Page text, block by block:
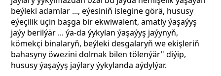
beýleki adamlar ..., eýesiniň islegine görä, hususy
eýeçilik üçin başga bir ekwiwalent, amatly ýaşaýyş
jaýy berilýär ... ýa-da ýykylan ýaşaýyş jaýynyň,
kömekçi binalaryň, beýleki desgalaryň we ekişleriň
bahasyny öwezini dolmak bilen tölenýär" diýip,
hususy ýaşaýyş jaýlary ýykylanda aýdylýar.